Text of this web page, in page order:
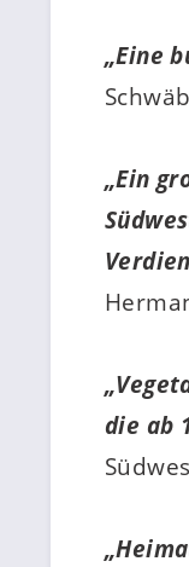
„Eine
„Ein
die ab